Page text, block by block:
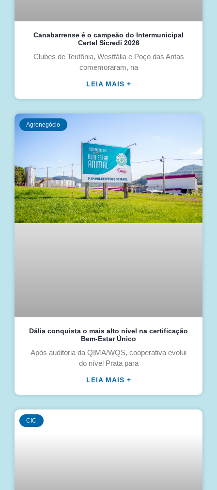
Canabarrense é o campeão do Intermunicipal
Certel Sicredi 2026
Clubes de Teutônia, Westfália e Poço das Antas
comemoraram, na
LEIA MAIS +
Agronegócio
Dália conquista o mais alto nível na certificação
Bem-Estar Único
Após auditoria da QIMA/WQS, cooperativa evolui
do nível Prata para
LEIA MAIS +
CIC